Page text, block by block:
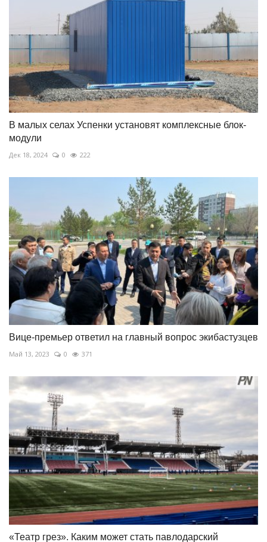
В малых селах Успенки установят комплексные блок-
модули
Дек 18, 2024 0 222
Вице-премьер ответил на главный вопрос экибастузцев
Май 13, 2023 0 371
«Театр грез». Каким может стать павлодарский